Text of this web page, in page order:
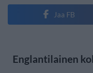
Jaa FB
Englantilainen